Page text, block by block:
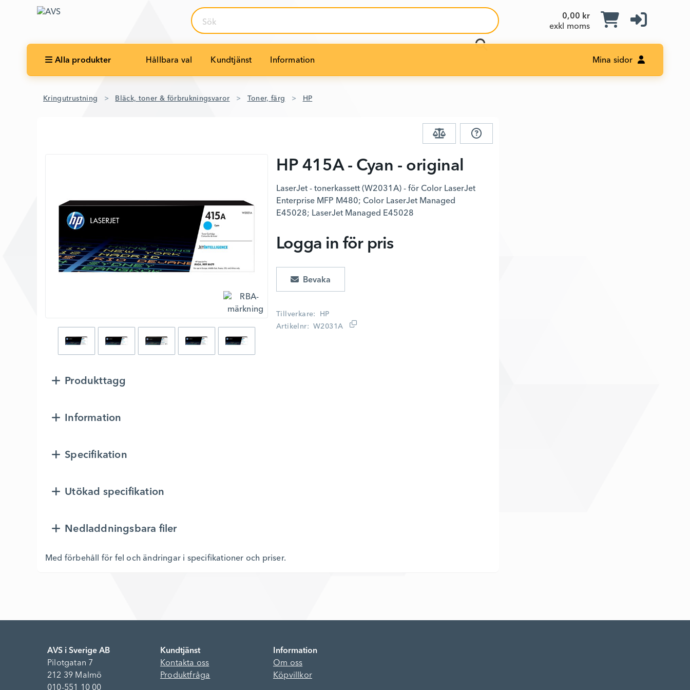
0,00 kr
exkl moms
Sök
Alla produkter Hållbara val Kundtjänst Information Mina sidor
Kringutrustning Bläck, toner & förbrukningsvaror Toner, färg HP
HP 415A - Cyan - original
LaserJet - tonerkassett (W2031A) - för Color LaserJet
Enterprise MFP M480; Color LaserJet Managed
E45028; LaserJet Managed E45028
Tillverkare
HP
Artikelnr
W2031A
Logga in för pris
Produkttagg
Information
Specifikation
Utökad specifikation
Nedladdningsbara filer
Med förbehåll för fel och ändringar i specifikationer och priser.
AVS i Sverige AB
Pilotgatan 7
212 39 Malmö
010-551 10 00
Kundtjänst
Kontakta oss
Produktfråga
Information
Om oss
Köpvillkor